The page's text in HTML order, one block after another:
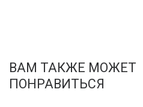
ВАМ ТАКЖЕ МОЖЕТ
ПОНРАВИТЬСЯ